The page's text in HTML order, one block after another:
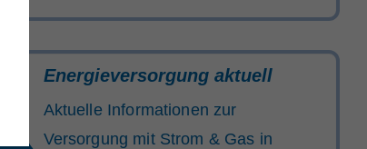
Energieversorgung aktuell
Aktuelle Informationen zur
Versorgung mit Strom & Gas in